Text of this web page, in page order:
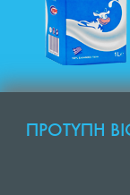
ΠΡΟΤΥΠΗ